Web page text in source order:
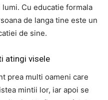
Cu educatie formala
de langa tine este un
de sine.
atingi visele
prea multi oameni care
mintii lor, iar apoi se